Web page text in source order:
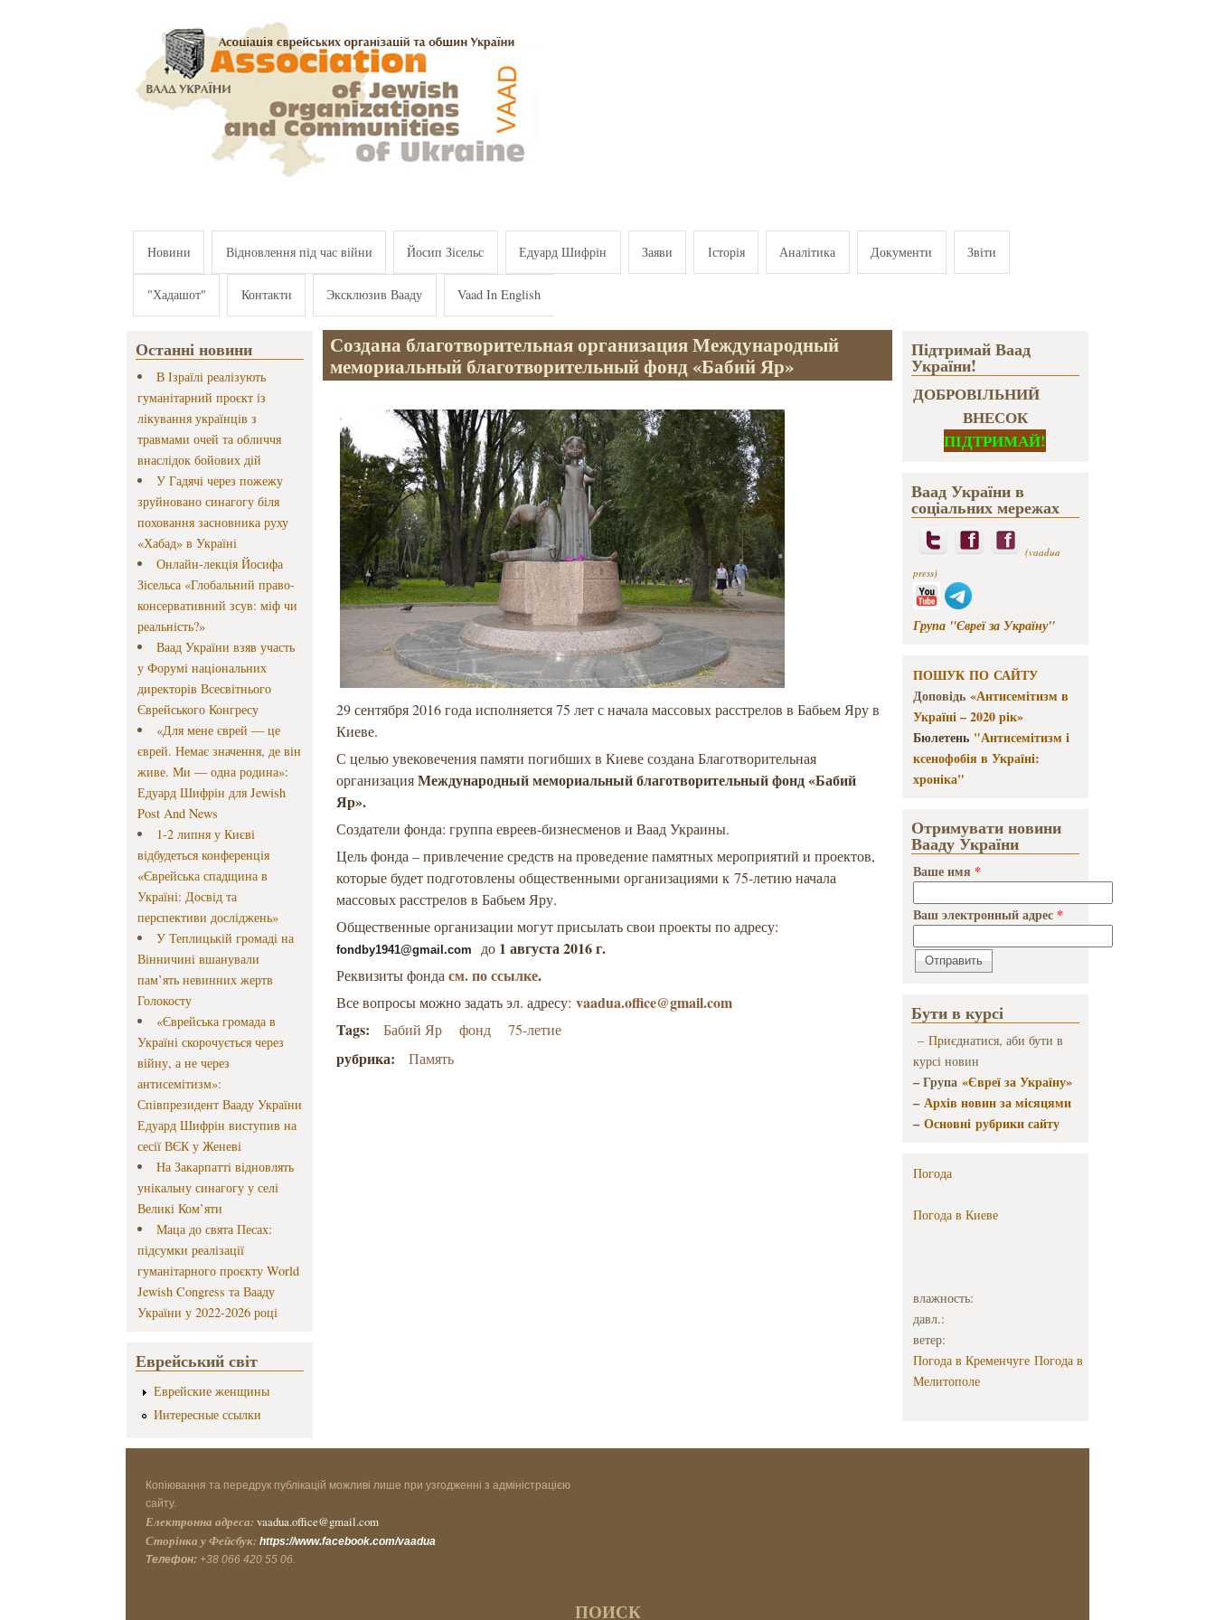
Новини Відновлення під час війни Йосип Зісельс Едуард Шифрін Заяви Історія Аналітика Документи Звіти
"Хадашот" Контакти Эксклюзив Вааду Vaad In English
Останні новини
В Ізраїлі реалізують
гуманітарний проєкт із
лікування українців з
травмами очей та обличчя
внаслідок бойових дій
У Гадячі через пожежу
зруйновано синагогу біля
поховання засновника руху
«Хабад» в Україні
Онлайн-лекція Йосифа
Зісельса «Глобальний право-
консервативний зсув: міф чи
реальність?»
Ваад України взяв участь
у Форумі національних
директорів Всесвітнього
Єврейського Конгресу
«Для мене єврей — це
єврей. Немає значення, де він
живе. Ми — одна родина»:
Едуард Шифрін для Jewish
Post And News
1-2 липня у Києві
відбудеться конференція
«Єврейська спадщина в
Україні: Досвід та
перспективи досліджень»
У Теплицькій громаді на
Вінничині вшанували
пам’ять невинних жертв
Голокосту
«Єврейська громада в
Україні скорочується через
війну, а не через
антисемітизм»:
Співпрезидент Вааду України
Едуард Шифрін виступив на
сесії ВЄК у Женеві
На Закарпатті відновлять
унікальну синагогу у селі
Великі Ком’яти
Маца до свята Песах:
підсумки реалізації
гуманітарного проєкту World
Jewish Congress та Вааду
України у 2022-2026 році
Еврейський світ
Еврейские женщины
Интересные ссылки
Создана благотворительная организация Международный
мемориальный благотворительный фонд «Бабий Яр»
29 сентября 2016 года исполняется 75 лет с начала массовых расстрелов в Бабьем Яру в
Киеве.
С целью увековечения памяти погибших в Киеве созданаБлаготворительная
организацияМеждународный мемориальный благотворительный фонд «Бабий
Яр».
Создатели фонда: группа евреев-бизнесменов и Ваад Украины.
Цель фонда – привлечение средств на проведение памятных мероприятий и проектов,
которые будет подготовлены общественными организациями к75-летию начала
массовых расстрелов в Бабьем Яру.
Общественные организации могут присылать свои проекты по адресу:
fondby1941@gmail.com до 1 августа 2016 г.
Реквизиты фондасм. по ссылке.
Все вопросы можно задать эл. адресу:vaadua.office@gmail.com
Tags:
Бабий Яр фонд 75-летие
рубрика: Память
Підтримай Ваад
України!
ДОБРОВІЛЬНИЙ
ВНЕСОК
ПІДТРИМАЙ!
Ваад України в
соціальних мережах
(vaadua
press)
Група "Євреї за Україну"
ПОШУК ПО САЙТУ
Доповідь «Антисемітизм в
Україні – 2020 рік»
Бюлетень "Антисемітизм і
ксенофобія в Україні:
хроніка"
Отримувати новини
Вааду України
Ваше имя *
Ваш электронный адрес *
Бути в курсі
– Приєднатися, аби бути в
курсі новин
– Група «Євреї за Україну»
–Архів новин за місяцями
–Основні рубрики сайту
Погода
Погода в Киеве
влажность:
давл.:
ветер:
Погода в Кременчуге Погода в
Мелитополе
Копіювання та передрук публікацій можливі лише при узгодженні з адміністрацією
сайту.
Електронна адреса: vaadua.office@gmail.com
Сторінка у Фейсбук: https://www.facebook.com/vaadua
Телефон: +38 066 420 55 06.
ПОИСК